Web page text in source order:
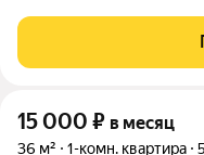
платежи включены в
потенциальных
15 000 ₽ в месяц
36 м² 1-комн. квартира